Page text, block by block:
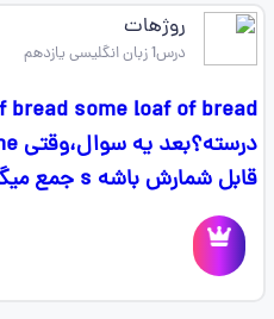
روژهات
درس1 زبان انگلیسی یازدهم
قابل شمارش باشه s جمع میگیره یا نه گیج شدم